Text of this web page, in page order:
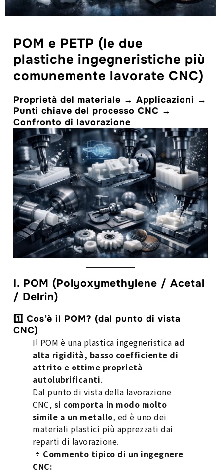
POM e PETP (le due
plastiche ingegneristiche più
comunemente lavorate CNC)
Proprietà del materiale → Applicazioni →
Punti chiave del processo CNC →
Confronto di lavorazione
I. POM (Polyoxymethylene / Acetal
/ Delrin)
1️⃣ Cos’è il POM? (dal punto di vista
CNC)
Il POM è una plastica ingegneristica ad
alta rigidità, basso coefficiente di
attrito e ottime proprietà
autolubrificanti.
Dal punto di vista della lavorazione
CNC, si comporta in modo molto
simile a un metallo, ed è uno dei
materiali plastici più apprezzati dai
reparti di lavorazione.
📌 Commento tipico di un ingegnere
CNC: